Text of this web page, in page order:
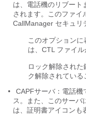
は、電話機のリブート
されます。このファイ
CallManager セキュリ
このオプション
は、CTL ファイ
ロック解除された
ク解除されている
•
CAPFサーバ：電話機
ス。また、このサーバ
は、証明書アイコンも